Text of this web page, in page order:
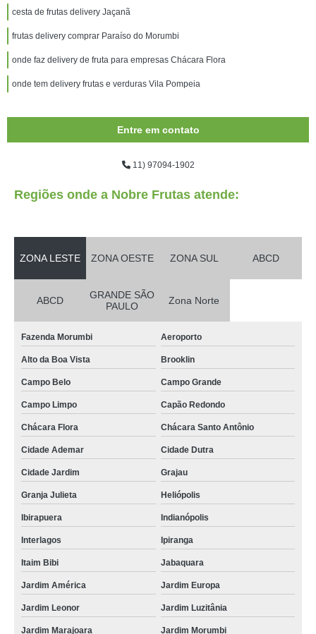
cesta de frutas delivery Jaçanã
frutas delivery comprar Paraíso do Morumbi
onde faz delivery de fruta para empresas Chácara Flora
onde tem delivery frutas e verduras Vila Pompeia
Entre em contato
11) 97094-1902
Regiões onde a Nobre Frutas atende:
ZONA LESTE ZONA OESTE ZONA SUL ABCD
ABCD
GRANDE SÃO
PAULO
Zona Norte
Fazenda Morumbi Aeroporto
Alto da Boa Vista Brooklin
Campo Belo Campo Grande
Campo Limpo Capão Redondo
Chácara Flora Chácara Santo Antônio
Cidade Ademar Cidade Dutra
Cidade Jardim Grajau
Granja Julieta Heliópolis
Ibirapuera Indianópolis
Interlagos Ipiranga
Itaim Bibi Jabaquara
Jardim América Jardim Europa
Jardim Leonor Jardim Luzitânia
Jardim Marajoara Jardim Morumbi